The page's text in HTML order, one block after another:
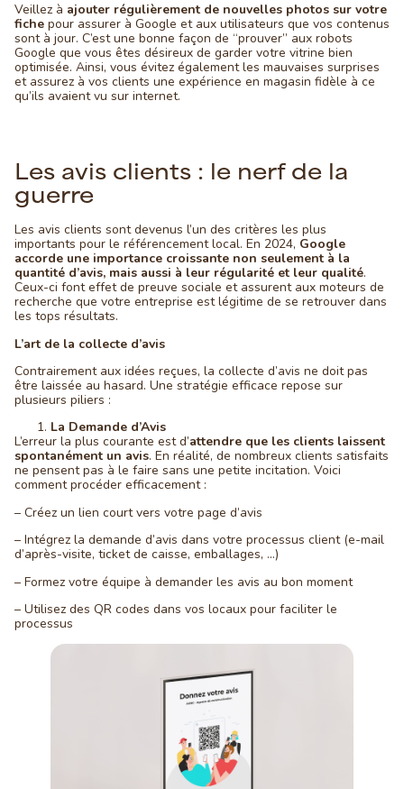
Veillez à ajouter régulièrement de nouvelles photos sur votre
fiche pour assurer à Google et aux utilisateurs que vos contenus
sont à jour. C’est une bonne façon de “prouver” aux robots
Google que vous êtes désireux de garder votre vitrine bien
optimisée. Ainsi, vous évitez également les mauvaises surprises
et assurez à vos clients une expérience en magasin fidèle à ce
qu’ils avaient vu sur internet.
Les avis clients : le nerf de la
guerre
Les avis clients sont devenus l’un des critères les plus
importants pour le référencement local. En 2024, Google
accorde une importance croissante non seulement à la
quantité d’avis, mais aussi à leur régularité et leur qualité.
Ceux-ci font effet de preuve sociale et assurent aux moteurs de
recherche que votre entreprise est légitime de se retrouver dans
les tops résultats.
L’art de la collecte d’avis
Contrairement aux idées reçues, la collecte d’avis ne doit pas
être laissée au hasard. Une stratégie efficace repose sur
plusieurs piliers :
La Demande d’Avis
L’erreur la plus courante est d’attendre que les clients laissent
spontanément un avis. En réalité, de nombreux clients satisfaits
ne pensent pas à le faire sans une petite incitation. Voici
comment procéder efficacement :
– Créez un lien court vers votre page d’avis
– Intégrez la demande d’avis dans votre processus client (e-mail
d’après-visite, ticket de caisse, emballages, …)
– Formez votre équipe à demander les avis au bon moment
– Utilisez des QR codes dans vos locaux pour faciliter le
processus